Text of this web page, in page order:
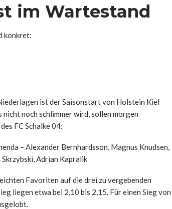
im Wartestand
konkret:
ist der Saisonstart von Holstein Kiel
noch schlimmer wird, sollen morgen
FC Schalke 04:
– Alexander Bernhardsson, Magnus Knudsen,
Skrzybski, Adrian Kapralik
Favoriten auf die drei zu vergebenden
liegen etwa bei 2,10 bis 2,15. Für einen Sieg von